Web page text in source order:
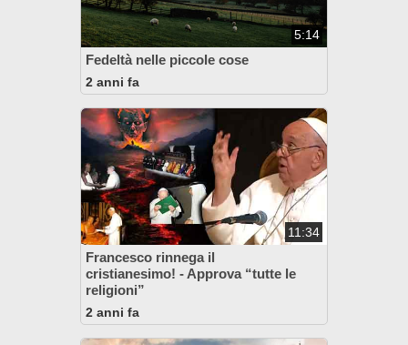
5:14
Fedeltà nelle piccole cose
2 anni fa
11:34
Francesco rinnega il
cristianesimo! - Approva “tutte le
religioni”
2 anni fa